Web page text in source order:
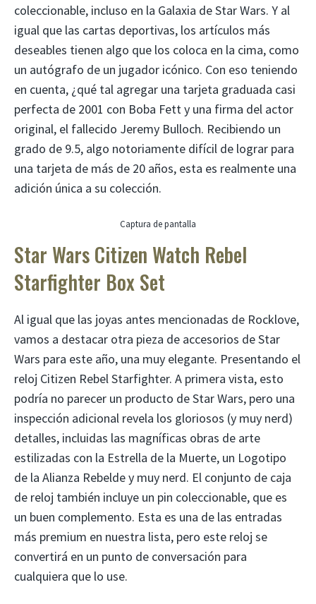
coleccionable, incluso en la Galaxia de Star Wars. Y al
igual que las cartas deportivas, los artículos más
deseables tienen algo que los coloca en la cima, como
un autógrafo de un jugador icónico. Con eso teniendo
en cuenta, ¿qué tal agregar una tarjeta graduada casi
perfecta de 2001 con Boba Fett y una firma del actor
original, el fallecido Jeremy Bulloch. Recibiendo un
grado de 9.5, algo notoriamente difícil de lograr para
una tarjeta de más de 20 años, esta es realmente una
adición única a su colección.
Captura de pantalla
Star Wars Citizen Watch Rebel
Starfighter Box Set
Al igual que las joyas antes mencionadas de Rocklove,
vamos a destacar otra pieza de accesorios de Star
Wars para este año, una muy elegante. Presentando el
reloj Citizen Rebel Starfighter. A primera vista, esto
podría no parecer un producto de Star Wars, pero una
inspección adicional revela los gloriosos (y muy nerd)
detalles, incluidas las magníficas obras de arte
estilizadas con la Estrella de la Muerte, un Logotipo
de la Alianza Rebelde y muy nerd. El conjunto de caja
de reloj también incluye un pin coleccionable, que es
un buen complemento. Esta es una de las entradas
más premium en nuestra lista, pero este reloj se
convertirá en un punto de conversación para
cualquiera que lo use.